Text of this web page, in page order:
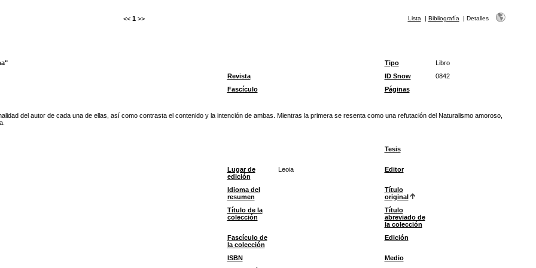
<< 1 >> Lista | Bibliografía | Detalles
Tipo
Libro
Revista
ID Snow
0842
Fascículo
Páginas
del autor de cada una de ellas, así como contrasta el contenido y la intención de ambas. Mientras la primera se resenta como una refutación del Naturalismo amoroso,
Tesis
Lugar de
edición
Leoia Editor
Idioma del
resumen
Título
original
Título de la
colección
Título
abreviado de
la colección
Fascículo de
la colección
Edición
ISBN
Medio